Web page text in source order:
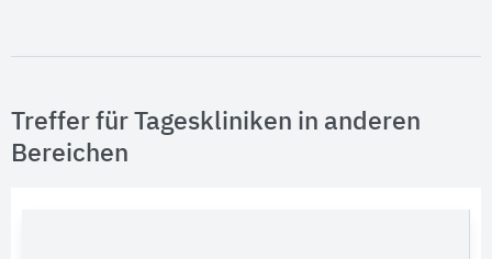
Treffer für Tageskliniken in anderen
Bereichen